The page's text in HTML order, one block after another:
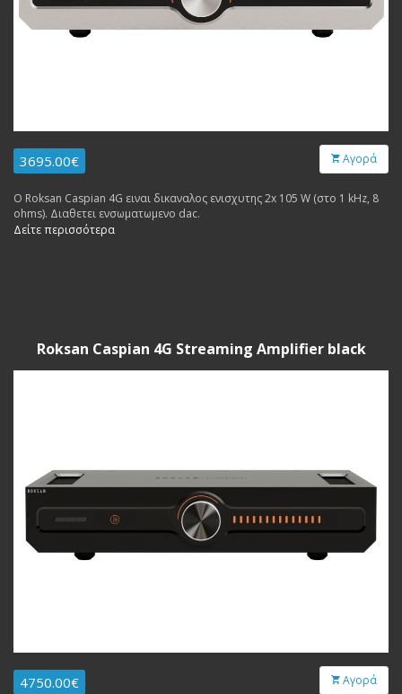
3695.00€ Αγορά
Ο Roksan Caspian 4G ειναι δικαναλος ενισχυτης 2x 105 W (στο 1 kHz, 8
ohms). Διαθετει ενσωματωμενο dac.
Δείτε περισσότερα
Roksan Caspian 4G Streaming Amplifier black
4750.00€ Αγορά